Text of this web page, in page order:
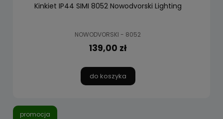
Kinkiet IP44 SIMI 8052 Nowodvorski Lighting
NOWODVORSKI - 8052
139,00 zł
do koszyka
promocja